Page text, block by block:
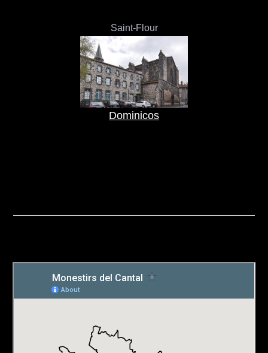
Saint-Flour
Dominicos